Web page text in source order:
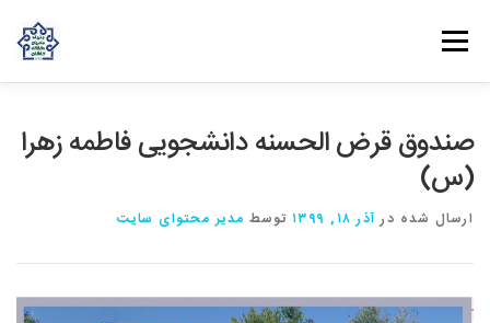
فهرست
صندوق قرض الحسنه دانشجویی فاطمه زهرا
(س)
ارسال شده در آذر ۱۸, ۱۳۹۹ توسط مدیر محتوای سایت